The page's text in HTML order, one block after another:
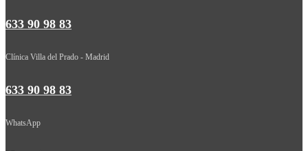
633 90 98 83
Clínica Villa del Prado - Madrid
633 90 98 83
WhatsApp